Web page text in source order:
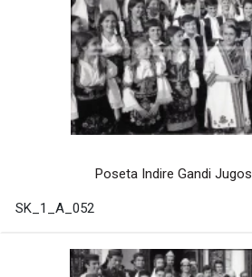
Poseta Indire Gandi
SK_1_A_052